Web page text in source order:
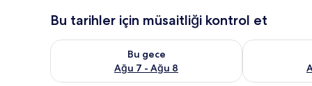
Bu tarihler için müsaitliği kontrol et
Bu gece
Ağu 7 - Ağu 8
Bu gece için müsaitliği kontrol et Ağu 7 - Ağu 8
Yarın için